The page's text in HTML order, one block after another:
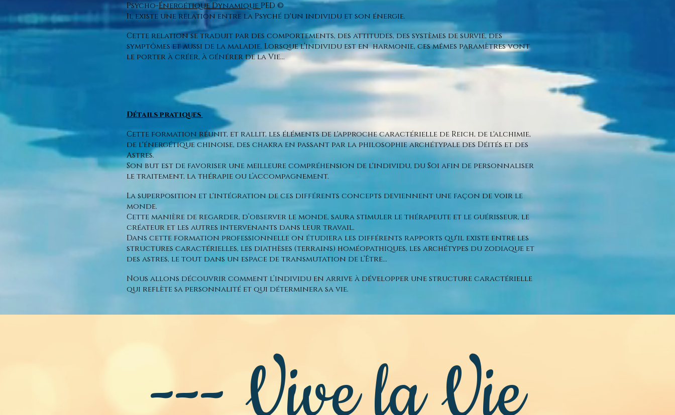
Psycho-Énergétique Dynamique PED ©
Il existe une relation entre la Psyché d'un individu et son énergie.
Cette relation se traduit par des comportements, des attitudes, des systèmes de survie, des
symptômes et aussi de la maladie. Lorsque l’individu est en harmonie, ces mêmes paramètres vont
le porter à créer, à générer de la Vie...
Détails pratiques
Cette formation réunit, et rallit, les éléments de l'approche caractérielle de Reich, de l'alchimie,
de l'énergétique chinoise, des chakra en passant par la philosophie archétypale des Déités et des
Astres.
Son but est de favoriser une meilleure compréhension de l'individu, du Soi afin de personnaliser
le traitement, la thérapie ou l’accompagnement.
La superposition et l'intégration de ces différents concepts deviennent une façon de voir le
monde.
Cette manière de regarder, d’observer le monde, saura stimuler le thérapeute et le guérisseur, le
créateur et les autres intervenants dans leur travail.
Dans cette formation professionnelle on étudiera les différents rapports qu'il existe entre les
structures caractérielles, les diathèses (terrains) homéopathiques, les archétypes du zodiaque et
des astres, le tout dans un espace de transmutation de l’Être…
Nous allons découvrir comment l’individu en arrive à développer une structure caractérielle
qui reflète sa personnalité et qui déterminera sa vie.
© 2016 par Rock Berger. Créé avecWix.com
--- Vive la Vie